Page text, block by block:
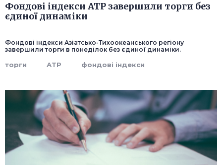
Фондові індекси АТР завершили торги без
єдиної динаміки
Фондові індекси Азіатсько-Тихоокеанського регіону
завершили торги в понеділок без єдиної динаміки.
торги АТР фондові індекси